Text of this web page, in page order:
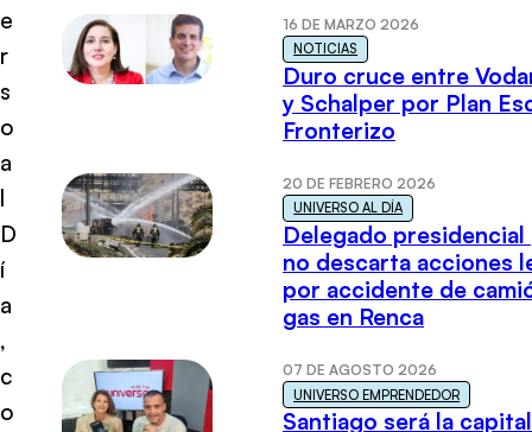
e
r
s
o
a
l
D
í
a
,
c
o
16 DE MARZO 2026
NOTICIAS
Duro cruce entre
y Schalper por Plan
Fronterizo
20 DE FEBRERO 2026
UNIVERSO AL DÍA
Delegado presidencial
no descarta acciones
por accidente de
gas en Renca
07 DE AGOSTO 2026
UNIVERSO EMPRENDEDOR
Santiago será la